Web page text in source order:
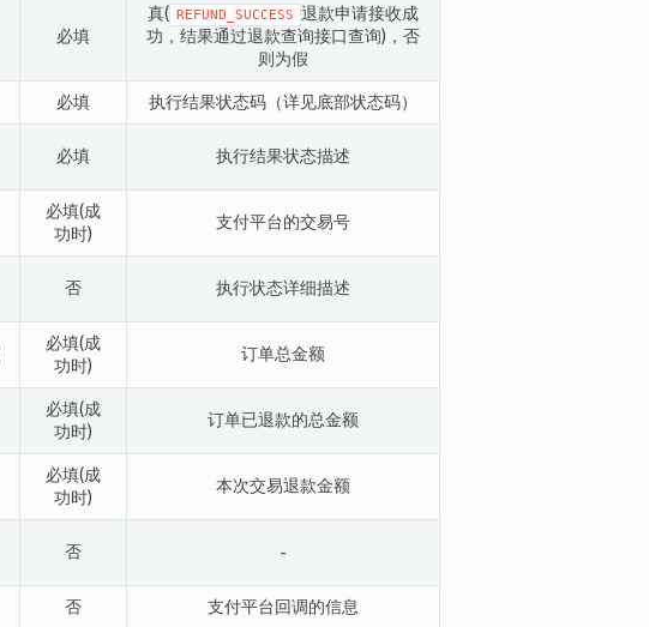
必填
真( REFUND_SUCCESS 退款申请接收成
功，结果通过退款查询接口查询)，否
则为假
必填 执行结果状态码（详见底部状态码）
必填 执行结果状态描述
必填(成
功时)
支付平台的交易号
否 执行状态详细描述
必填(成
功时)
订单总金额
必填(成
功时)
订单已退款的总金额
必填(成
功时)
本次交易退款金额
否 -
否 支付平台回调的信息